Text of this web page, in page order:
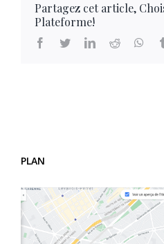
Partagez cet article,
Plateforme!
facebook
twitterlinkedinreddit
PLAN